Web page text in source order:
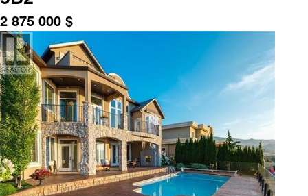
2 875 000 $